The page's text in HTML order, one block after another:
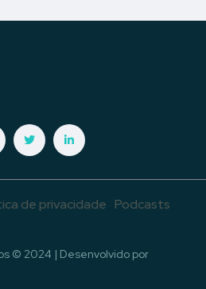
de privacidade Podcasts
© 2024 | Desenvolvido por